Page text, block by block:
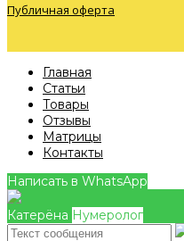
Публичная оферта
Главная
Статьи
Товары
Отзывы
Матрицы
Контакты
Написать в WhatsApp
Катерёна Нумеролог